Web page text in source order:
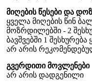
მიღების წესები და
ყველა მიღების წინ
მოზრდილებში - 2
ბავშვებში 1
არ არის
გვერდითი მოვლენები
არ არის დადგენილი